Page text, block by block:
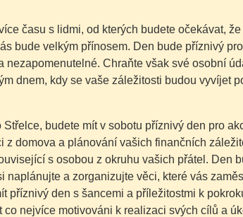
času s lidmi, od kterých budete očekávat,
bude velkým přínosem. Den bude příznivý
nezapomenutelné. Chraňte však své osobní
dnem, kdy se vaše záležitosti budou vyvíjet
budete mít v sobotu příznivý den pro
domova a plánování vašich finančních
s osobou z okruhu vašich přátel. Den
naplánujte a zorganizujte věci, které vás
příznivý den s šancemi a příležitostmi k
nejvíce motivováni k realizaci svých cílů a